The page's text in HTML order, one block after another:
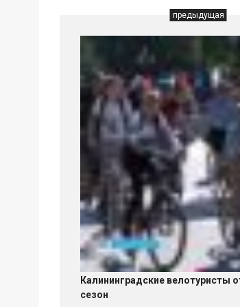
предыдущая
Калининградские велотуристы
сезон